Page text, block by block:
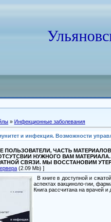
» Инфекционные заболевания
и инфекция. Возможности
ПОЛЬЗОВАТЕЛИ, ЧАСТЬ
НУЖНОГО ВАМ
СВЯЗИ. МЫ ВОССТАНОВИМ
(2.09 Mb) ]
В книге в доступной и
аспектах вакциноло-гии,
Книга рассчитана на врачей и